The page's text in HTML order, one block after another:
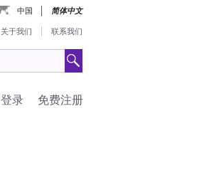
中国 简体中文
关于我们 联系我们
免费注册
登录